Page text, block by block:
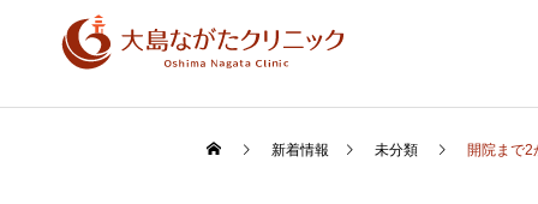
新着情報 未分類 開院まで2